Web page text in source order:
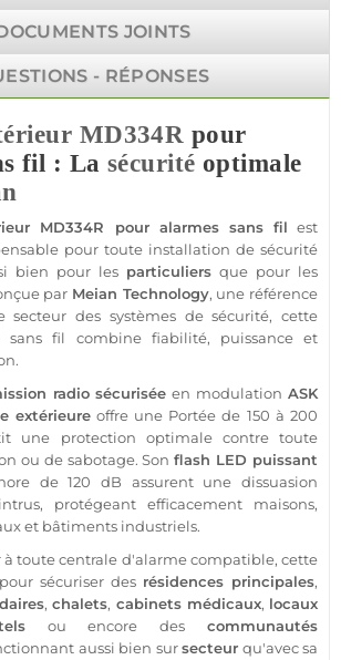
JOINTS
- RÉPONSES
MD334R pour
fil : La sécurité optimale
MD334R pour alarmes sans fil est
pour toute installation de sécurité
bien pour les particuliers que pour les
par Meian Technology, une référence
secteur des systèmes desécurité, cette
sans fil combine fiabilité, puissance et
radio sécurisée en modulation ASK
extérieureoffre une Portée de 150 à 200
une protection optimale contre toute
ou de sabotage. Sonflash LED puissant
de 120 dB assurent une dissuasion
protégeant efficacement maisons,
et bâtiments industriels.
à toutecentrale d'alarme compatible, cette
sécuriser des résidences principales,
,chalets, cabinetsmédicaux, locaux
ou encore descommunautés
aussi bien sursecteur qu'avec sa